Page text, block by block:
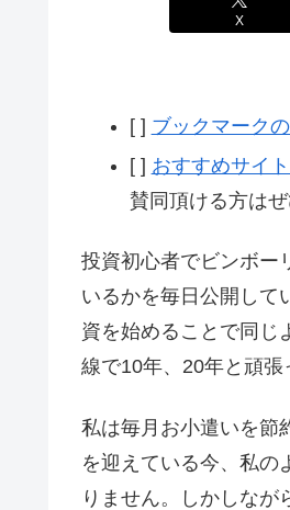
X
[ ] ブックマーク
[ ] おすすめサイ
賛同頂ける方は
投資初心者でビンボー
いるかを毎日公開して
資を始めることで同じ
線で10年、20年と頑張
私は毎月お小遣いを節
を迎えている今、私の
りません。しかしな